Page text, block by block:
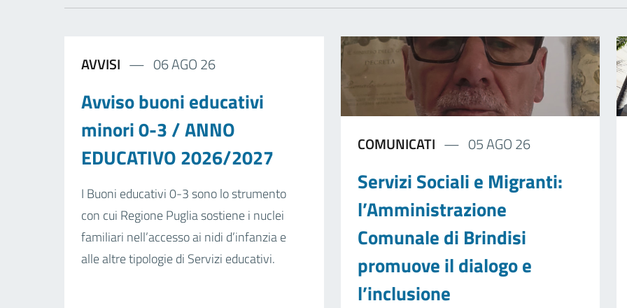
AVVISI 06 AGO 26
Avviso buoni educativi
minori 0-3 / ANNO
EDUCATIVO 2026/2027
I Buoni educativi 0-3 sono lo strumento
con cui Regione Puglia sostiene i nuclei
familiari nell’accesso ai nidi d’infanzia e
alle altre tipologie di Servizi educativi.
COMUNICATI 05 AGO 26
Servizi Sociali e Migranti:
l’Amministrazione
Comunale di Brindisi
promuove il dialogo e
l’inclusione